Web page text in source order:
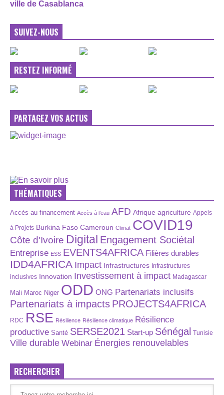
ville de Casablanca
SUIVEZ-NOUS
RESTEZ INFORMÉ
PARTAGEZ VOS ACTUS
THÉMATIQUES
Accès au financement Accès à l’eau AFD Afrique agriculture Appels
à Projets Burkina Faso Cameroun Climat COVID19
Côte d'Ivoire Digital Engagement Sociétal
Entreprise ESS EVENTS4AFRICA Filières durables
IDD4AFRICA Impact Infrastructures Infrastructures
inclusives Innovation Investissement à impact Madagascar
Mali Maroc Niger ODD ONG Partenariats inclusifs
Partenariats à impacts PROJECTS4AFRICA
RDC RSE Résilience Résilience climatique Résilience
productive Santé SERSE2021 Start-up Sénégal Tunisie
Ville durable Webinar Énergies renouvelables
RECHERCHER